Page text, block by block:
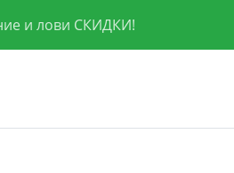
и лови СКИДКИ!